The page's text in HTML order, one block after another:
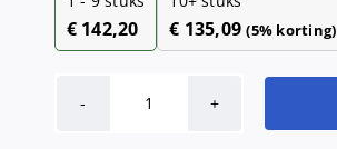
€142,20 € 135,09 (5% korting)
MediQo-